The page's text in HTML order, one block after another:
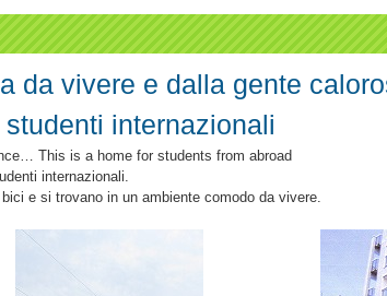
da vivere e dalla gente
internazionali
This is a home for students from abroad
internazionali.
e si trovano in un ambiente comodo da vivere.